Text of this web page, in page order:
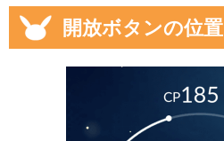
開放ボタンの位置